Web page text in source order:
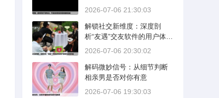
情感动态
2026-07-06 21:30:03
解锁社交新维度：深度剖
析“友遇”交友软件的用户体验
与社交价值
2026-07-06 20:30:02
解码微妙信号：从细节判断
相亲男是否对你有意
2026-07-06 19:30:03